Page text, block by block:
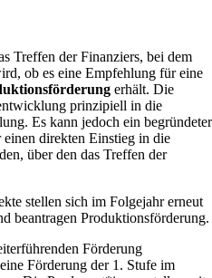
Treffen der Finanziers, bei dem
ob es eine Empfehlung für eine
örderung erhält. Die
prinzipiell in die
Es kann jedoch ein begründeter
direkten Einstieg in die
über den das Treffen der
stellen sich im Folgejahr erneut
beantragen Produktionsförderung.
Förderung
Förderung der 1. Stufe im